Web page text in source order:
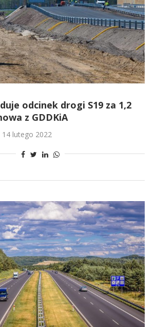
odcinek drogi S19 za 1,2
z GDDKiA
14 lutego 2022